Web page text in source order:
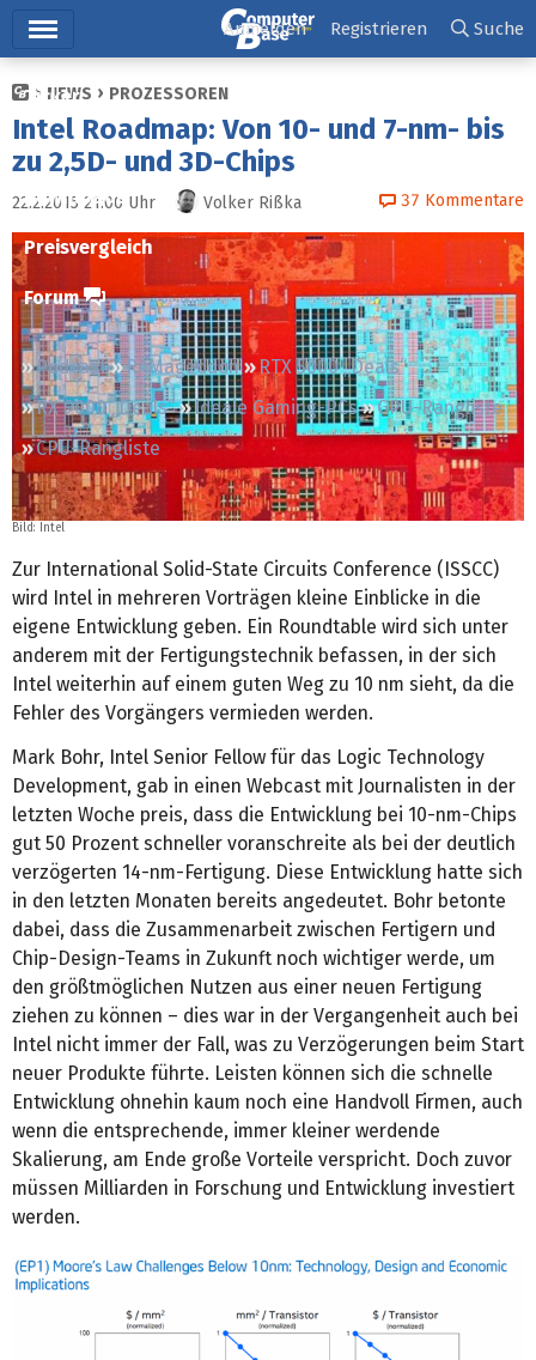
Ticker
Tests
Downloads
Preisvergleich
Forum
Podcast RAMageddon
RTX 5000 „Deals“
RX 9000 „Deals“
Ideale Gaming-PCs
GPU-Rangliste
CPU-Rangliste
Anmelden Registrieren Suche
NEWS PROZESSOREN
Intel Roadmap: Von 10- und 7-nm- bis
zu 2,5D- und 3D-Chips
22.2.2015 21:00 Uhr Volker Rißka 37 Kommentare
Bild: Intel
Zur International Solid-State Circuits Conference (ISSCC)
wird Intel in mehreren Vorträgen kleine Einblicke in die
eigene Entwicklung geben. Ein Roundtable wird sich unter
anderem mit der Fertigungstechnik befassen, in der sich
Intel weiterhin auf einem guten Weg zu 10 nm sieht, da die
Fehler des Vorgängers vermieden werden.
Mark Bohr, Intel Senior Fellow für das Logic Technology
Development, gab in einen Webcast mit Journalisten in der
letzten Woche preis, dass die Entwicklung bei 10-nm-Chips
gut 50 Prozent schneller voranschreite als bei der deutlich
verzögerten 14-nm-Fertigung. Diese Entwicklung hatte sich
in den letzten Monaten bereits angedeutet. Bohr betonte
dabei, dass die Zusammenarbeit zwischen Fertigern und
Chip-Design-Teams in Zukunft noch wichtiger werde, um
den größtmöglichen Nutzen aus einer neuen Fertigung
ziehen zu können – dies war in der Vergangenheit auch bei
Intel nicht immer der Fall, was zu Verzögerungen beim Start
neuer Produkte führte. Leisten können sich die schnelle
Entwicklung ohnehin kaum noch eine Handvoll Firmen, auch
wenn die entsprechende, immer kleiner werdende
Skalierung, am Ende große Vorteile verspricht. Doch zuvor
müssen Milliarden in Forschung und Entwicklung investiert
werden.